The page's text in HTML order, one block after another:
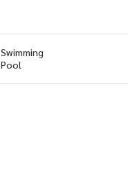
Swimming
Pool